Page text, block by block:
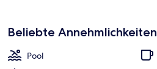
Beliebte Annehmlichkeiten
Pool